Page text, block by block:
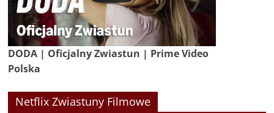
DODA | Oficjalny Zwiastun | Prime Video
Polska
Netflix Zwiastuny Filmowe